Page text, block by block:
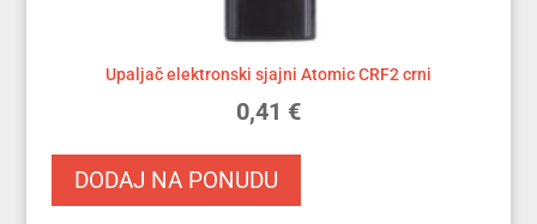
Upaljač elektronski sjajni Atomic CRF2 crni
0,41 €
DODAJ NA PONUDU